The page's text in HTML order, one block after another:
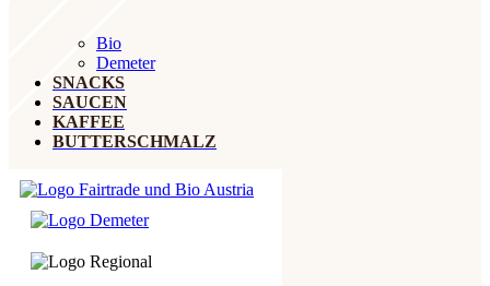
Bio
Demeter
SNACKS
SAUCEN
KAFFEE
BUTTERSCHMALZ